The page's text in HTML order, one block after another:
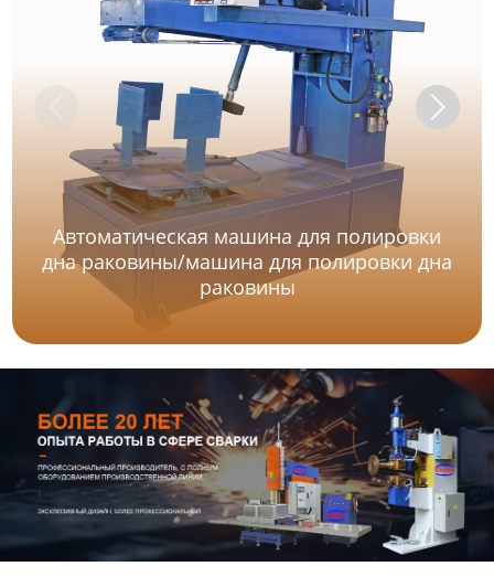
Автоматическая машина для полировки
дна раковины/машина для полировки дна
раковины